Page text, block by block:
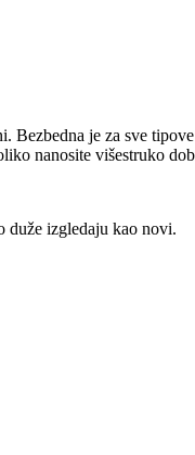
je za sve
nanosite višestruko
duže izgledaju kao novi.